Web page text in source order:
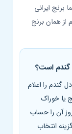
ایرانی
برنج
است؟
را اعلام
خوراک
را حساب
انتخاب